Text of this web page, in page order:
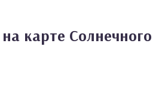
карте Солнечного